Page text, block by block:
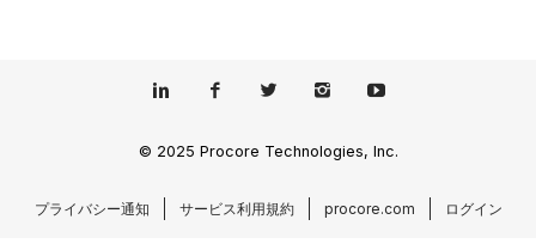
© 2025 Procore Technologies, Inc.
プライバシー通知 サービス利用規約 procore.com ログイン